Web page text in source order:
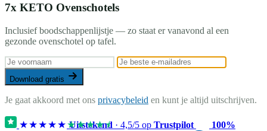
7x KETO Ovenschotels
Inclusief boodschappenlijstje — zo staat er vanavond al een
gezonde ovenschotel op tafel.
Download gratis
Je gaat akkoord met ons privacybeleid en kunt je altijd uitschrijven.
★★★★★★★★★★
Uitstekend · 4,5/5 op Trustpilot 100%